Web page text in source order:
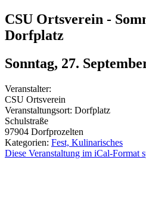
CSU Ortsverein -
Dorfplatz
Sonntag, 27.
Veranstalter:
CSU Ortsverein
Veranstaltungsort: Dorfplatz
Schulstraße
97904 Dorfprozelten
Kategorien: Fest, Kulinarisches
Diese Veranstaltung im iCal-Format